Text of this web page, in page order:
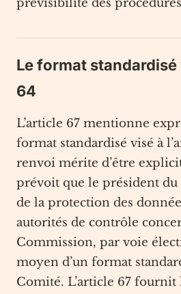
prévisibilité des
Le format standardisé
64
L’article 67 mentionne
format standardisé visé à
renvoi mérite d’être
prévoit que le président
de la protection des
autorités de contrôle
Commission, par voie
moyen d’un format
Comité. L’article 67